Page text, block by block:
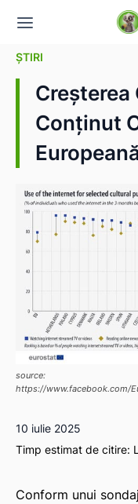
ȘTIRI
Creșterea
Conținut
source:
https://www.facebook.com/
10 iulie 2025
Timp estimat de citire:
Conform unui